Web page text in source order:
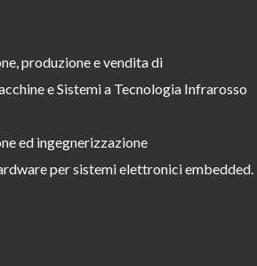
produzione e vendita di
e Sistemi a Tecnologia Infrarosso
ed ingegnerizzazione
per sistemi elettronici embedded.